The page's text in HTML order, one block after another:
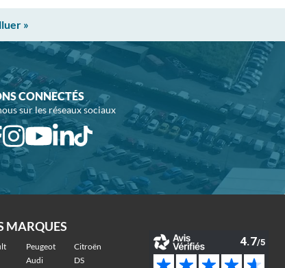
»
CONNECTÉS
sur les réseaux sociaux
MARQUES
Peugeot
Citroën
Audi
DS